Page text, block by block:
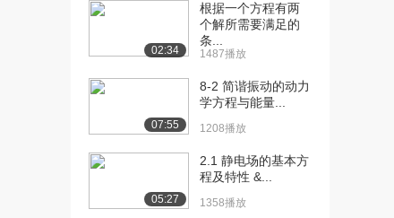
（上）
（下）
892播放
[21] 3.1 极坐标（下）
1271播放
02:34
根据一个方程有两
个解所需要满足的
条...
1487播放
07:55
8-2 简谐振动的动力
学方程与能量...
1208播放
05:27
2.1 静电场的基本方
程及特性 &...
1358播放